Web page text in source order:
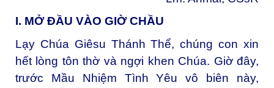
I. MỞ ĐẦU VÀO GIỜ CHẦU
Lạy Chúa Giêsu Thánh Thể, chúng con xin
hết lòng tôn thờ và ngợi khen Chúa. Giờ đây,
trước Mầu Nhiệm Tình Yêu vô biên này,